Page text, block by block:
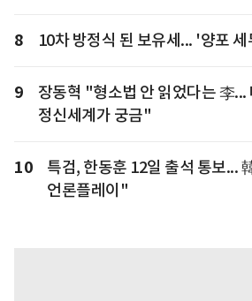
8 10차 방정식 된 보유세... '양포
9
장동혁 "형소법 안 읽었다는 李...
정신세계가 궁금"
10
특검, 한동훈 12일 출석 통보...
언론플레이"